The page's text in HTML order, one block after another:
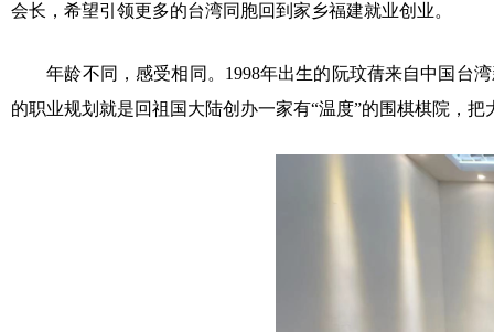
会长，希望引领更多的台湾同胞回到家乡福建就业创业。
年龄不同，感受相同。1998年出生的阮玟蒨来自中国台湾
的职业规划就是回祖国大陆创办一家有“温度”的围棋棋院，